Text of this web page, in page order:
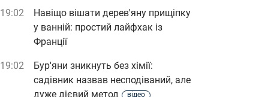
19:02
Навіщо вішати дерев'яну прищіпку
у ванній: простий лайфхак із
Франції
19:02
Бур'яни зникнуть без хімії:
садівник назвав несподіваний, але
дуже дієвий метод
відео